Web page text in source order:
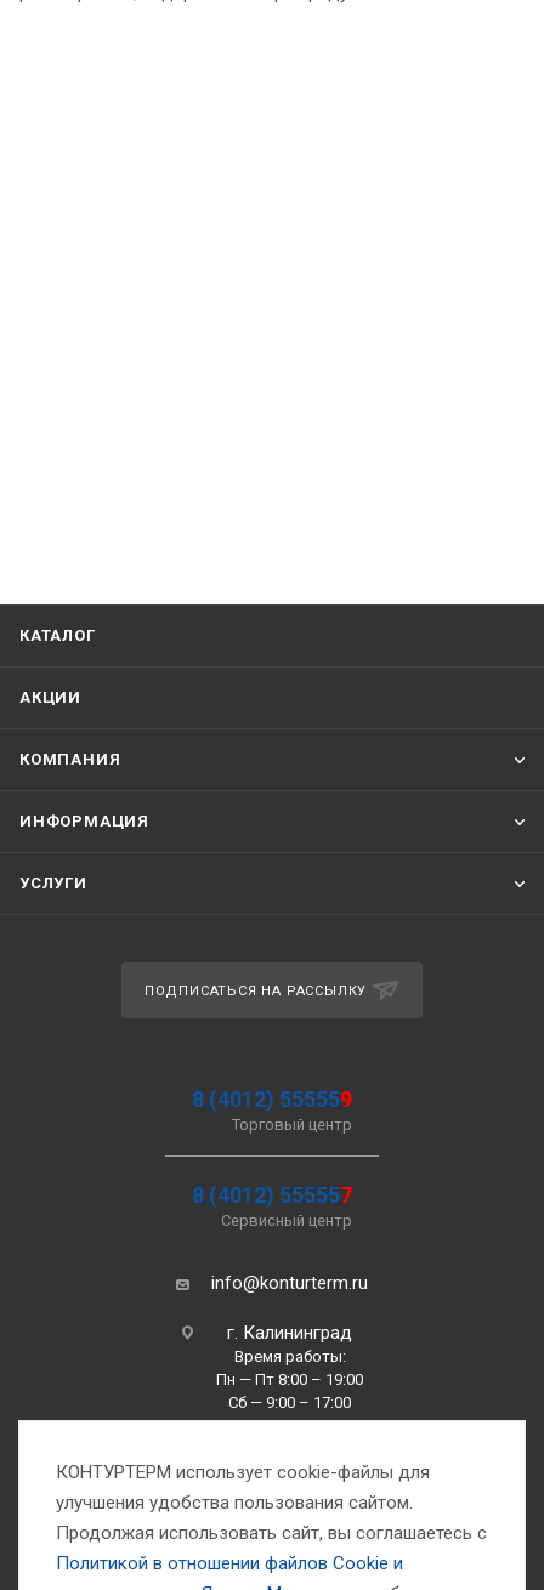
КАТАЛОГ
АКЦИИ
КОМПАНИЯ
ИНФОРМАЦИЯ
УСЛУГИ
ПОДПИСАТЬСЯ НА РАССЫЛКУ
8 (4012) 555559
Торговый центр
8 (4012) 555557
Сервисный центр
info@konturterm.ru
г. Калининград
Время работы:
Пн — Пт 8:00 – 19:00
Сб — 9:00 – 17:00
Вс —10:00 – 16:00
КОНТУРТЕРМ использует cookie-файлы для
улучшения удобства пользования сайтом.
Продолжая использовать сайт, вы соглашаетесь с
Политикой в отношении файлов Сookie и